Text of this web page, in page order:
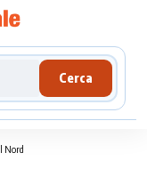
Cerca
Nord